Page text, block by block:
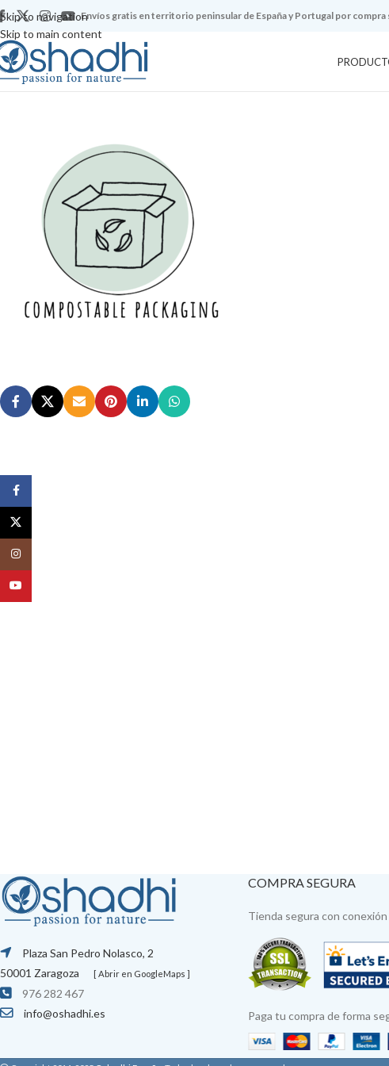
Skip to navigation
Skip to main content
Envíos gratis en territorio peninsular de España y Portugal por compra
Plaza San Pedro Nolasco, 2
50001 Zaragoza
[ Abrir en GoogleMaps ]
976 282 467
info@oshadhi.es
COMPRA SEGURA
Tienda segura con
Paga tu compra de forma